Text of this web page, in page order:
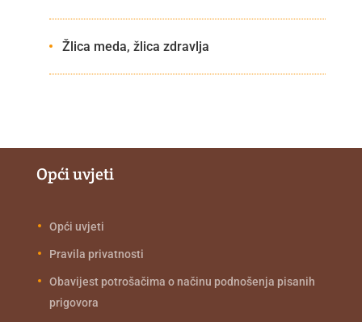
Žlica meda, žlica zdravlja
Opći uvjeti
Opći uvjeti
Pravila privatnosti
Obavijest potrošačima o načinu podnošenja pisanih
prigovora